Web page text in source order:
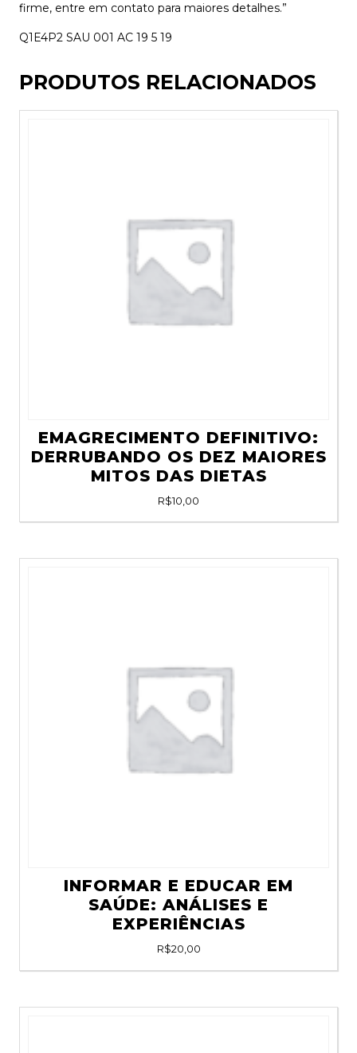
firme, entre em contato para maiores detalhes.”
Q1E4P2 SAU 001 AC 19 5 19
PRODUTOS RELACIONADOS
EMAGRECIMENTO DEFINITIVO:
DERRUBANDO OS DEZ MAIORES
MITOS DAS DIETAS
R$10,00
INFORMAR E EDUCAR EM
SAÚDE: ANÁLISES E
EXPERIÊNCIAS
R$20,00